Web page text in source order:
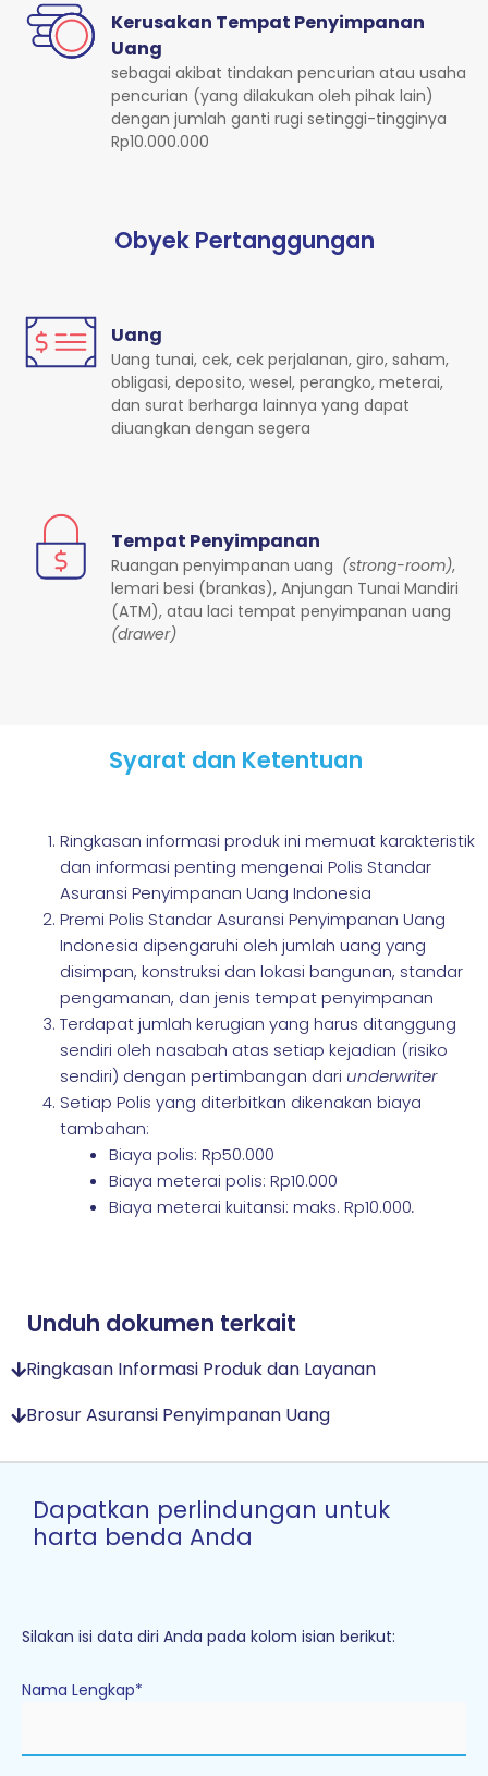
Kerusakan Tempat Penyimpanan
Uang
sebagai akibat tindakan pencurian atau usaha
pencurian (yang dilakukan oleh pihak lain)
dengan jumlah ganti rugi setinggi-tingginya
Rp10.000.000
Obyek Pertanggungan
Uang
Uang tunai, cek, cek perjalanan, giro, saham,
obligasi, deposito, wesel, perangko, meterai,
dan surat berharga lainnya yang dapat
diuangkan dengan segera
Tempat Penyimpanan
Ruangan penyimpanan uang (strong-room),
lemari besi (brankas), Anjungan Tunai Mandiri
(ATM), atau laci tempat penyimpanan uang
(drawer)
Syarat dan Ketentuan
Ringkasan informasi produk ini memuat karakteristik
dan informasi penting mengenai Polis Standar
Asuransi Penyimpanan Uang Indonesia
Premi Polis Standar Asuransi Penyimpanan Uang
Indonesia dipengaruhi oleh jumlah uang yang
disimpan, konstruksi dan lokasi bangunan, standar
pengamanan, dan jenis tempat penyimpanan
Terdapat jumlah kerugian yang harus ditanggung
sendiri oleh nasabah atas setiap kejadian (risiko
sendiri) dengan pertimbangan dari underwriter
Setiap Polis yang diterbitkan dikenakan biaya
tambahan:
Biaya polis: Rp50.000
Biaya meterai polis: Rp10.000
Biaya meterai kuitansi: maks. Rp10.000.
Unduh dokumen terkait
Ringkasan Informasi Produk dan Layanan
Brosur Asuransi Penyimpanan Uang
Dapatkan perlindungan untuk
harta benda Anda
Silakan isi data diri Anda pada kolom isian berikut:
Nama Lengkap*